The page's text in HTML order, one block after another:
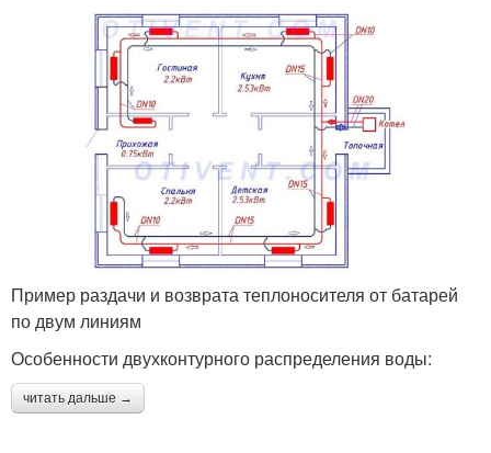
Пример раздачи и возврата теплоносителя от батарей
по двум линиям
Особенности двухконтурного распределения воды:
читать дальше →